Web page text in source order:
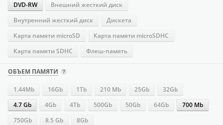
DVD-RW
Внешний жесткий диск
Внутренний жесткий диск
Дискета
Карта памяти microSD
Карта памяти microSDHC
Карта памяти SDHC
Флеш-память
ОБЪЕМ ПАМЯТИ
1.44Mb 16Gb 1Tb 210 Mb 25Gb
32Gb
4.7 Gb
4Gb 4Tb 500Gb 50Gb 64Gb
700 Mb
750Gb
8.5 Gb 8Gb